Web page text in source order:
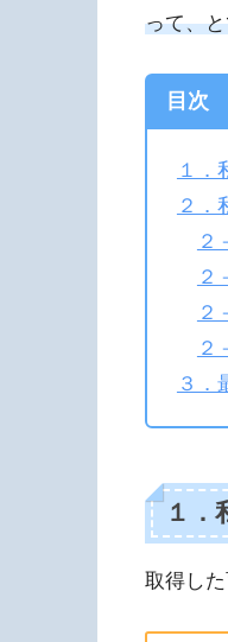
って、
目次
１．
２．
２
２
２
２
３．
１．
取得し